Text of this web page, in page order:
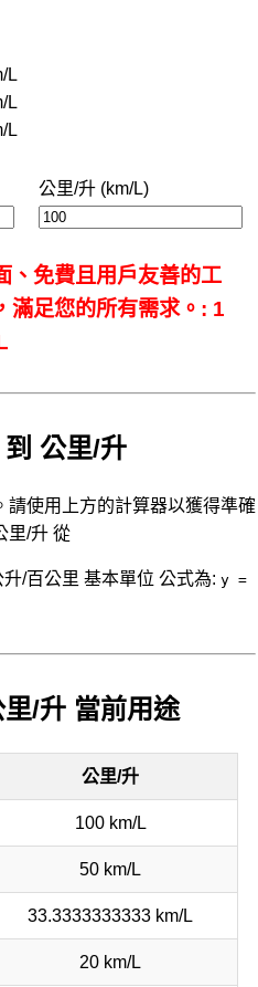
L
L
L
公里/升 (km/L)
、免費且用戶友善的工
滿足您的所有需求。: 1
公里/升
請使用上方的計算器以獲得準確
里/升 從
/百公里 基本單位 公式為: y =
/升 當前用途
公里/升
100 km/L
50 km/L
33.3333333333 km/L
20 km/L